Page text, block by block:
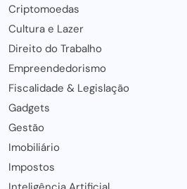
Criptomoedas
Cultura e Lazer
Direito do Trabalho
Empreendedorismo
Fiscalidade & Legislação
Gadgets
Gestão
Imobiliário
Impostos